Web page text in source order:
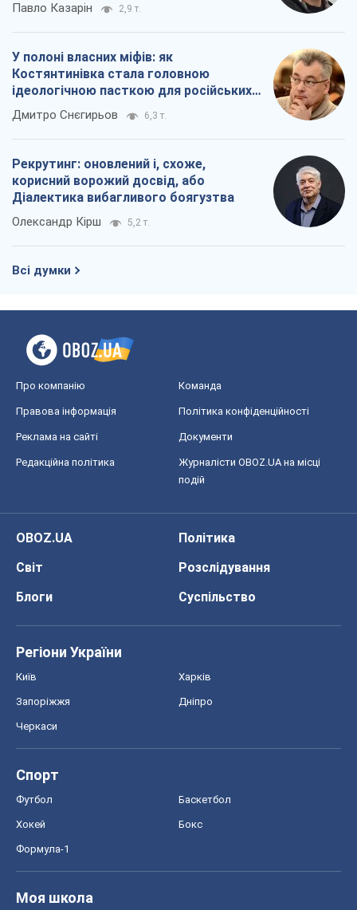
Павло Казарін 2,9 т.
У полоні власних міфів: як
Костянтинівка стала головною
ідеологічною пасткою для російських
окупантів
Дмитро Снєгирьов 6,3 т.
Рекрутинг: оновлений і, схоже,
корисний ворожий досвід, або
Діалектика вибагливого боягузтва
Олександр Кірш 5,2 т.
Всі думки
Про компанію Команда
Правова інформація Політика конфіденційності
Реклама на сайті Документи
Редакційна політика
Журналісти OBOZ.UA на місці
подій
OBOZ.UA
Політика
Світ
Розслідування
Блоги
Суспільство
Регіони України
Київ Харків
Запоріжжя Дніпро
Черкаси
Спорт
Футбол Баскетбол
Хокей Бокс
Формула-1
Моя школа